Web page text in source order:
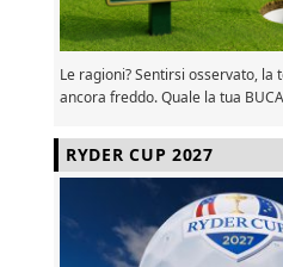
Le ragioni? Sentirsi osservato, la
ancora freddo. Quale la tua
RYDER CUP 2027